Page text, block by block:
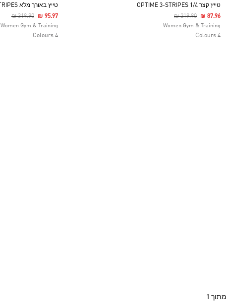
Selected
טייץ קצר OPTIME 3-STRIPES 1/4
Price Reduced From
₪ 219.90To₪ 87.96
Women Gym & Training
4 Colours
Selected
טייץ באורך מלא OPTIME 3-STRIPES
Price Reduced From
₪ 319.90To₪ 95.97
Women Gym & Training
4 Colours